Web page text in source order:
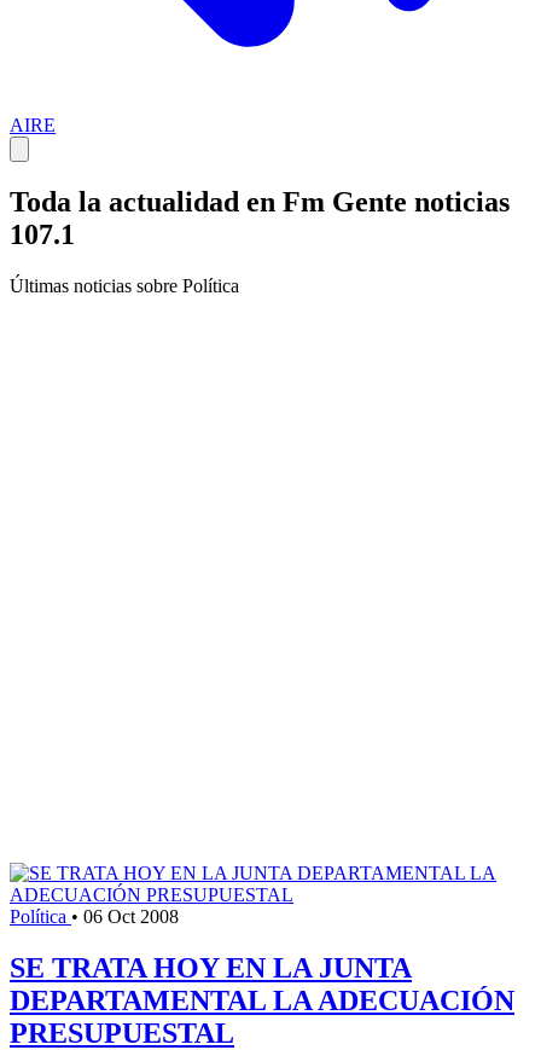
AIRE
Toda la actualidad en Fm Gente noticias
107.1
Últimas noticias sobre Política
Política • 06 Oct 2008
SE TRATA HOY EN LA JUNTA
DEPARTAMENTAL LA ADECUACIÓN
PRESUPUESTAL